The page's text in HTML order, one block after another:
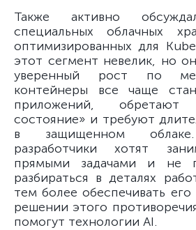
Также активно
специальных облачных
оптимизированных для
этот сегмент невелик, но
уверенный рост по
контейнеры все чаще
приложений, обретают
состояние» и требуют
в защищенном
разработчики хотят
прямыми задачами и не
разбираться в деталях
тем более обеспечивать его
решении этого
помогут технологии AI.